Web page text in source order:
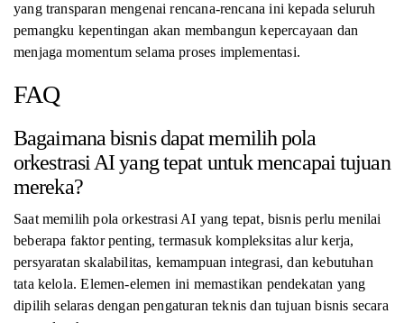
yang transparan mengenai rencana-rencana ini kepada seluruh
pemangku kepentingan akan membangun kepercayaan dan
menjaga momentum selama proses implementasi.
FAQ
Bagaimana bisnis dapat memilih pola
orkestrasi AI yang tepat untuk mencapai tujuan
mereka?
Saat memilih pola orkestrasi AI yang tepat, bisnis perlu menilai
beberapa faktor penting, termasuk kompleksitas alur kerja,
persyaratan skalabilitas, kemampuan integrasi, dan kebutuhan
tata kelola. Elemen-elemen ini memastikan pendekatan yang
dipilih selaras dengan pengaturan teknis dan tujuan bisnis secara